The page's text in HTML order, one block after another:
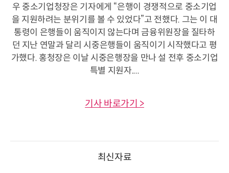
우 중소기업청장은 기자에게 “은행이 경쟁적으로 중소기업
을 지원하려는 분위기를 볼 수 있었다”고 전했다. 그는 이 대
통령이 은행들이 움직이지 않는다며 금융위원장을 질타하
던 지난 연말과 달리 시중은행들이 움직이기 시작했다고 평
가했다. 홍청장은 이날 시중은행장을 만나 설 전후 중소기업
특별 지원자....
기사 바로가기 >
최신자료